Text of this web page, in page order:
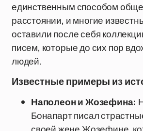
единственным способом
расстоянии, и многие
оставили после себя
писем, которые до сих пор
людей.
Известные примеры из
Наполеон и Жозефина:
Бонапарт писал